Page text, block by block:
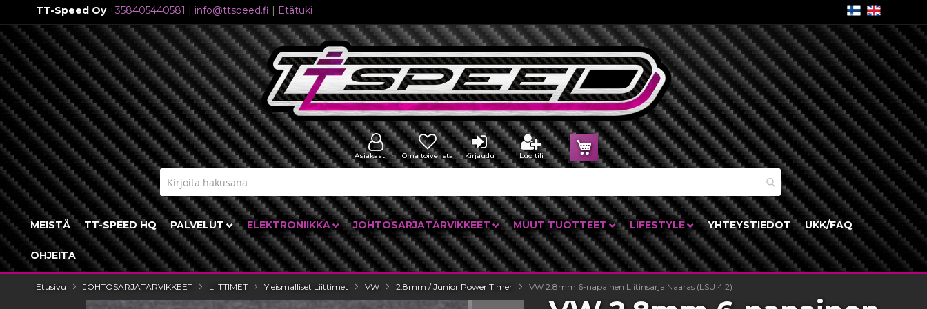
TT-Speed Oy +358405440581 | info@ttspeed.fi | Etätuki
Skip
to
Content
Ostoskori
Asiakastilini Oma toivelista Kirjaudu Luo tili
MEISTÄ TT-SPEED HQ PALVELUT ELEKTRONIIKKA JOHTOSARJATARVIKKEET MUUT TUOTTEET LIFESTYLE YHTEYSTIEDOT UKK/FAQ
OHJEITA
Etusivu JOHTOSARJATARVIKKEET LIITTIMET Yleismalliset Liittimet VW 2.8mm / Junior Power Timer VW 2.8mm 6-napainen Liitinsarja Naaras (LSU 4.2)